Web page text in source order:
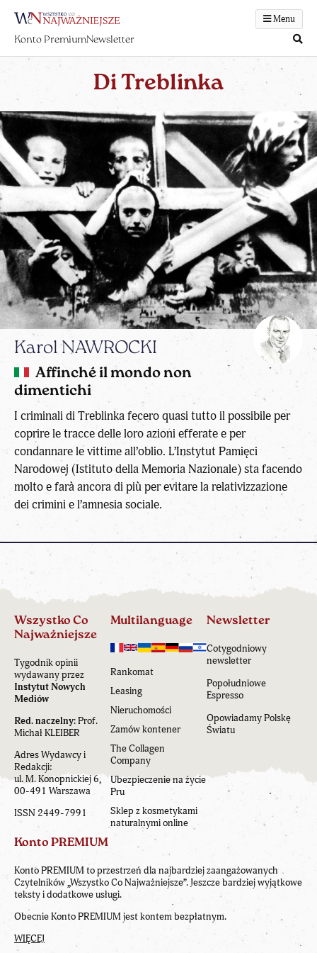
Menu
Konto PremiumNewsletter
Di Treblinka
Karol NAWROCKI
Affinché il mondo non
dimentichi
I criminali di Treblinka fecero quasi tutto il possibile per
coprire le tracce delle loro azioni efferate e per
condannare le vittime all’oblio. L’Instytut Pamięci
Narodowej (Istituto della Memoria Nazionale) sta facendo
molto e farà ancora di più per evitare la relativizzazione
dei crimini e l’amnesia sociale.
Wszystko Co
Najważniejsze
Tygodnik opinii
wydawany przez
Instytut Nowych
Mediów
Red. naczelny:Prof.
Michał KLEIBER
Adres Wydawcy i
Redakcji:
ul. M. Konopnickiej 6,
00-491 Warszawa
ISSN 2449-7991
Multilanguage
Rankomat
Leasing
Nieruchomości
Zamów kontener
The Collagen
Company
Ubezpieczenie na życie
Pru
Sklep z kosmetykami
naturalnymi online
Newsletter
Cotygodniowy
newsletter
Popołudniowe
Espresso
Opowiadamy Polskę
Światu
Konto PREMIUM
Konto PREMIUM to przestrzeń dla najbardziej zaangażowanych
Czytelników „Wszystko Co Najważniejsze”. Jeszcze bardziej wyjątkowe
teksty i dodatkowe usługi.
Obecnie Konto PREMIUM jest kontem bezpłatnym.
WIĘCEJ